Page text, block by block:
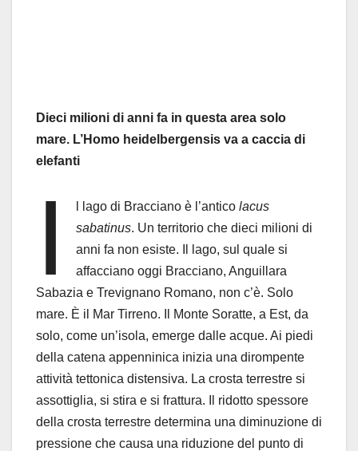
Dieci milioni di anni fa in questa area solo
mare. L’Homo heidelbergensis va a caccia di
elefanti
I l lago di Bracciano è l’antico lacus
sabatinus. Un territorio che dieci milioni di
anni fa non esiste. Il lago, sul quale si
affacciano oggi Bracciano, Anguillara
Sabazia e Trevignano Romano, non c’è. Solo
mare. È il Mar Tirreno. Il Monte Soratte, a Est, da
solo, come un’isola, emerge dalle acque. Ai piedi
della catena appenninica inizia una dirompente
attività tettonica distensiva. La crosta terrestre si
assottiglia, si stira e si frattura. Il ridotto spessore
della crosta terrestre determina una diminuzione di
pressione che causa una riduzione del punto di